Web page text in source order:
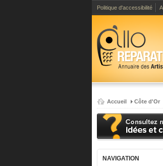
Politique d'accessibilité
Accueil Côte d'Or
NAVIGATION